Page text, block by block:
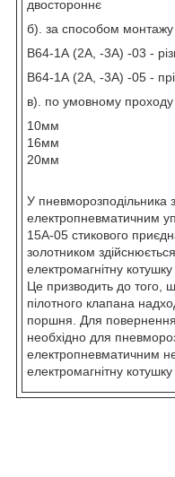
двостороннє
б). за способом монтажу
В64-1А (2А, -3А) -03 -
В64-1А (2А, -3А) -05 -
в). по умовному проходу
10мм
16мм
20мм
У пневморозподільника
електропневматичним
15А-05 стикового
золотником
електромагнітну
Це призводить до того,
пілотного клапана
поршня. Для
необхідно для
електропневматичним
електромагнітну